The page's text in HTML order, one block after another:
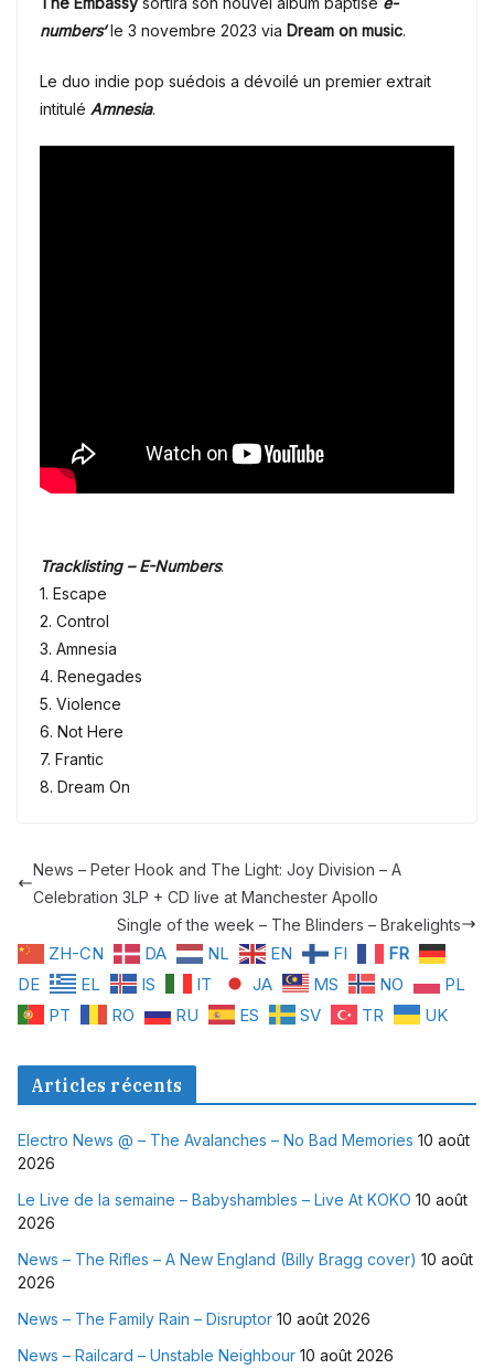
numbers‘le 3 novembre 2023 via Dream on music.
Le duo indie pop suédois a dévoilé un premier extrait
intitulé Amnesia.
Tracklisting – E-Numbers:
1. Escape
2. Control
3. Amnesia
4. Renegades
5. Violence
6. Not Here
7. Frantic
8. Dream On
News – Peter Hook and The Light: Joy Division – A
Celebration 3LP + CD live at Manchester Apollo
Single of the week – The Blinders – Brakelights
ZH-CN DA NL EN FI
FR
DE
EL IS IT JA MS NO
PL
PT
RO RU ES SV TR UK
Articles récents
Electro News @ – The Avalanches – No Bad Memories 10 août
2026
Le Live de la semaine – Babyshambles – Live At KOKO 10 août
2026
News – The Rifles – A New England (Billy Bragg cover) 10 août
2026
News – The Family Rain – Disruptor 10 août 2026
News – Railcard – Unstable Neighbour 10 août 2026